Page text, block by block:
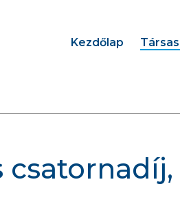
Kezdőlap